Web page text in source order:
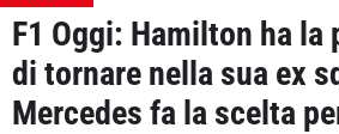
F1 Oggi: Hamilton ha
di tornare nella sua ex
Mercedes fa la scelta